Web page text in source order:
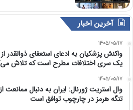
آخرین اخبار
1405/05/17
واکنش پزشکیان به ادعای استعفای ذوالقدر
یک سری اختلافات مطرح است که تلاش
1405/05/17
وال استریت ژورنال: ایران به دنبال ممانعت
تنگه هرمز در چارچوب توافق است